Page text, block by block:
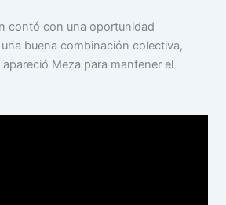
contó con una oportunidad
buena combinación colectiva,
Meza para mantener el